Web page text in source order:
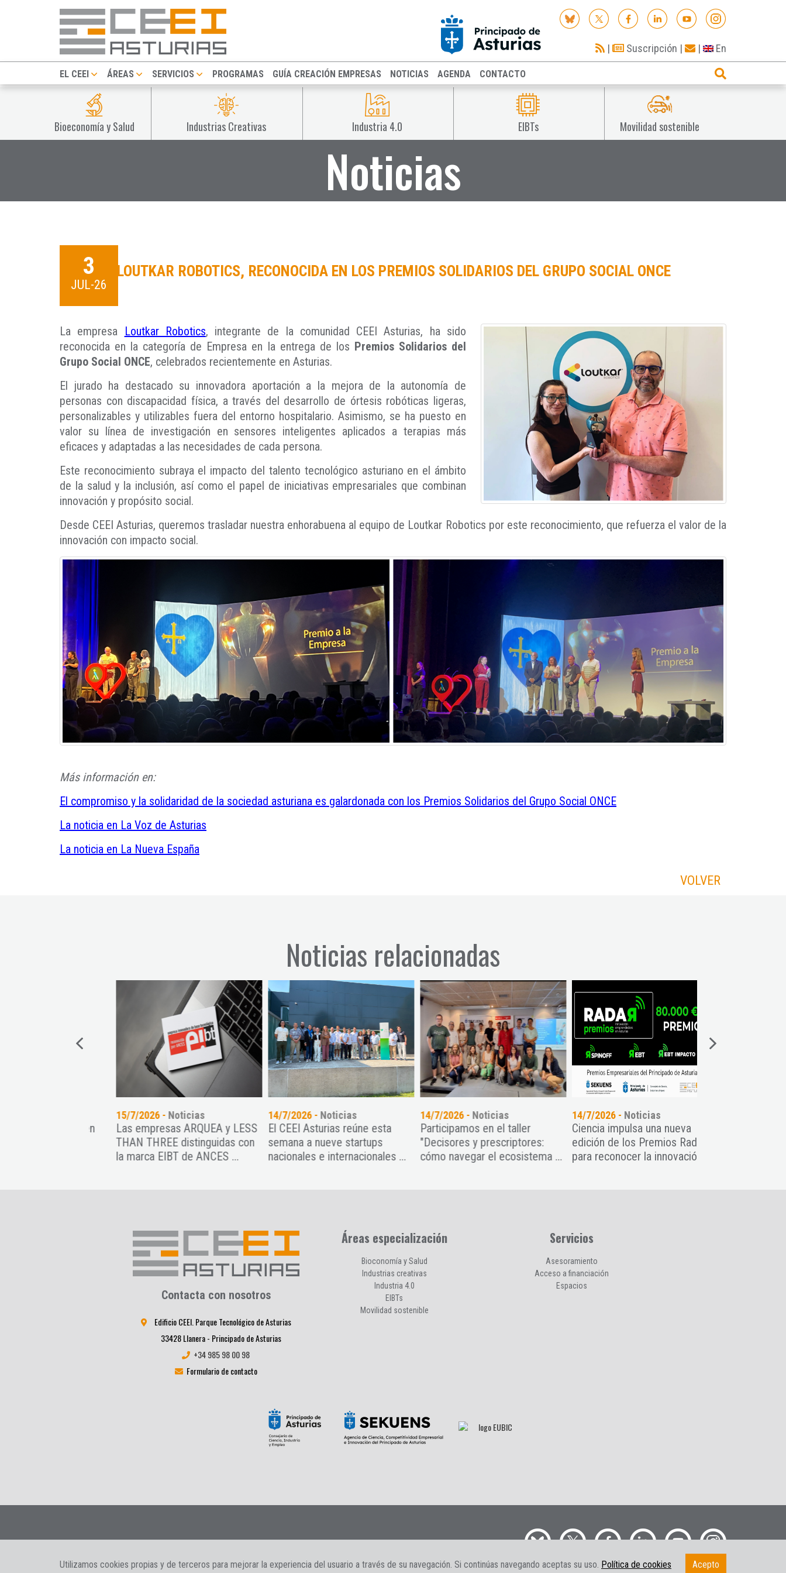
| Suscripción | | En
EL CEEI ÁREAS SERVICIOS PROGRAMAS GUÍA CREACIÓN EMPRESAS NOTICIAS AGENDA CONTACTO
Bioeconomía y Salud Industrias Creativas Industria 4.0 EIBTs Movilidad sostenible
Noticias
3
JUL-26
LOUTKAR ROBOTICS, RECONOCIDA EN LOS PREMIOS SOLIDARIOS DEL GRUPO SOCIAL ONCE
La empresa Loutkar Robotics, integrante de la comunidad CEEI Asturias, ha sido
reconocida en la categoría de Empresa en la entrega de los Premios Solidarios del
Grupo Social ONCE, celebrados recientemente en Asturias.
El jurado ha destacado su innovadora aportación a la mejora de la autonomía de
personas con discapacidad física, a través del desarrollo de órtesis robóticas ligeras,
personalizables y utilizables fuera del entorno hospitalario. Asimismo, se ha puesto en
valor su línea de investigación en sensores inteligentes aplicados a terapias más
eficaces y adaptadas a las necesidades de cada persona.
Este reconocimiento subraya el impacto del talento tecnológico asturiano en el ámbito
de la salud y la inclusión, así como el papel de iniciativas empresariales que combinan
innovación y propósito social.
Desde CEEI Asturias, queremos trasladar nuestra enhorabuena al equipo de Loutkar Robotics por este reconocimiento, que refuerza el valor de la
innovación con impacto social.
Más información en:
El compromiso y la solidaridad de la sociedad asturiana es galardonada con los Premios Solidarios del Grupo Social ONCE
La noticia en La Voz de Asturias
La noticia en La Nueva España
VOLVER
Noticias relacionadas
15/7/2026 -Noticias
Las empresas ARQUEA y LESS
THAN THREE distinguidas con
la marca EIBT de ANCES ...
14/7/2026 -Noticias
El CEEI Asturias reúne esta
semana a nueve startups
nacionales e internacionales ...
14/7/2026 -Noticias
Participamos en el taller
"Decisores y prescriptores:
cómo navegar el ecosistema ...
14/7/2026 -Noticias
Ciencia impulsa una nueva
edición de los Premios Radar
para reconocer la innovación ...
Contacta con nosotros
Edificio CEEI. Parque Tecnológico de Asturias
33428 Llanera - Principado de Asturias
+34 985 98 00 98
Formulario de contacto
Áreas especialización
Bioconomía y Salud
Industrias creativas
Industria 4.0
EIBTs
Movilidad sostenible
Servicios
Asesoramiento
Acceso a financiación
Espacios
Utilizamos cookies propias y de terceros para mejorar la experiencia del usuario a través de su navegación. Si continúas navegando aceptas su uso. Política de cookies Acepto